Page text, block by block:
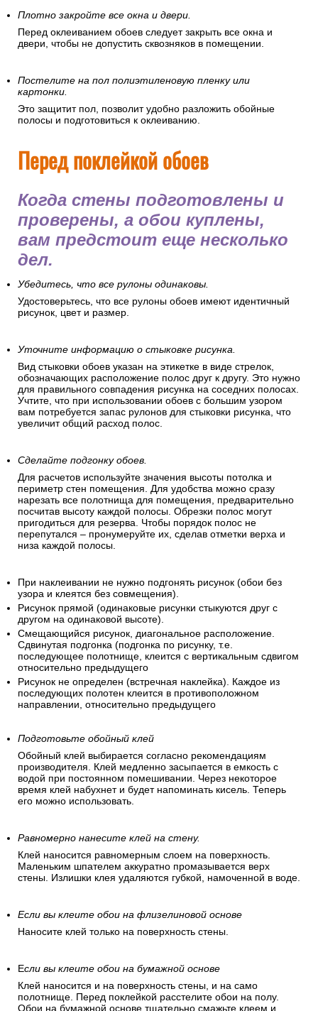
Плотно закройте все окна и двери.
Перед оклеиванием обоев следует закрыть все окна и
двери, чтобы не допустить сквозняков в помещении.
Постелите на пол полиэтиленовую пленку или
картонки.
Это защитит пол, позволит удобно разложить обойные
полосы и подготовиться к оклеиванию.
Перед поклейкой обоев
Когда стены подготовлены и
проверены, а обои куплены,
вам предстоит еще несколько
дел.
Убедитесь, что все рулоны одинаковы.
Удостоверьтесь, что все рулоны обоев имеют идентичный
рисунок, цвет и размер.
Уточните информацию о стыковке рисунка.
Вид стыковки обоев указан на этикетке в виде стрелок,
обозначающих расположение полос друг к другу. Это нужно
для правильного совпадения рисунка на соседних полосах.
Учтите, что при использовании обоев с большим узором
вам потребуется запас рулонов для стыковки рисунка, что
увеличит общий расход полос.
Сделайте подгонку обоев.
Для расчетов используйте значения высоты потолка и
периметр стен помещения. Для удобства можно сразу
нарезать все полотнища для помещения, предварительно
посчитав высоту каждой полосы. Обрезки полос могут
пригодиться для резерва. Чтобы порядок полос не
перепутался – пронумеруйте их, сделав отметки верха и
низа каждой полосы.
При наклеивании не нужно подгонять рисунок (обои без
узора и клеятся без совмещения).
Рисунок прямой (одинаковые рисунки стыкуются друг с
другом на одинаковой высоте).
Смещающийся рисунок, диагональное расположение.
Сдвинутая подгонка (подгонка по рисунку, т.е.
последующее полотнище, клеится с вертикальным сдвигом
относительно предыдущего
Рисунок не определен (встречная наклейка). Каждое из
последующих полотен клеится в противоположном
направлении, относительно предыдущего
Подготовьте обойный клей
Обойный клей выбирается согласно рекомендациям
производителя. Клей медленно засыпается в емкость с
водой при постоянном помешивании. Через некоторое
время клей набухнет и будет напоминать кисель. Теперь
его можно использовать.
Равномерно нанесите клей на стену.
Клей наносится равномерным слоем на поверхность.
Маленьким шпателем аккуратно промазывается верх
стены. Излишки клея удаляются губкой, намоченной в воде.
Если вы клеите обои на флизелиновой основе
Наносите клей только на поверхность стены.
Если вы клеите обои на бумажной основе
Клей наносится и на поверхность стены, и на само
полотнище. Перед поклейкой расстелите обои на полу.
Обои на бумажной основе тщательно смажьте клеем и